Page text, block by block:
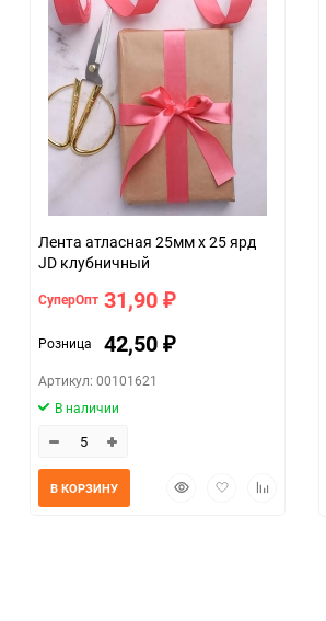
Минимальное количество
Количество в коробке
Единица измерения
Размер
07c4e68a_b330_11f0_8cc3_b03af2b6059f
Лента атласная 25мм х 25 ярд
JD клубничный
СуперОпт 31,90 ₽
Розница 42,50 ₽
Артикул: 00101621
В наличии
БыстрыйДобавитьДобавить
В КОРЗИНУ